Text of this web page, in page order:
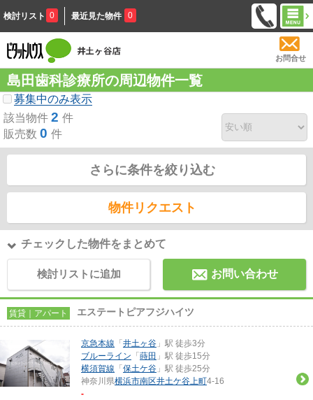
検討リスト 0 最近見た物件 0
お問合せ
島田歯科診療所の周辺物件一覧
募集中のみ表示
該当物件 2 件
販売数 0 件
さらに条件を絞り込む
物件リクエスト
チェックした物件をまとめて
検討リストに追加 お問い合わせ
賃貸｜アパート エステートピアフジハイツ
京急本線 「 井土ヶ谷 」駅 徒歩3分
ブルーライン 「 蒔田 」駅 徒歩15分
横須賀線 「 保土ケ谷 」駅 徒歩25分
神奈川県横浜市南区井土ケ谷上町4-16
-